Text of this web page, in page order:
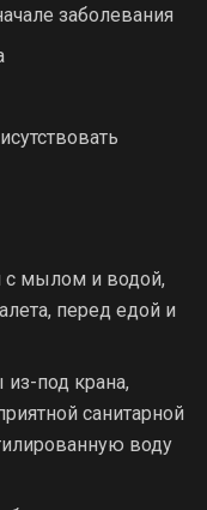
заболевания
с мылом и водой,
перед едой и
из-под крана,
санитарной
воду